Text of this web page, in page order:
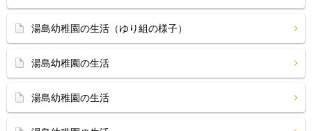
湯島幼稚園の生活（ゆり組の様子）
湯島幼稚園の生活
湯島幼稚園の生活